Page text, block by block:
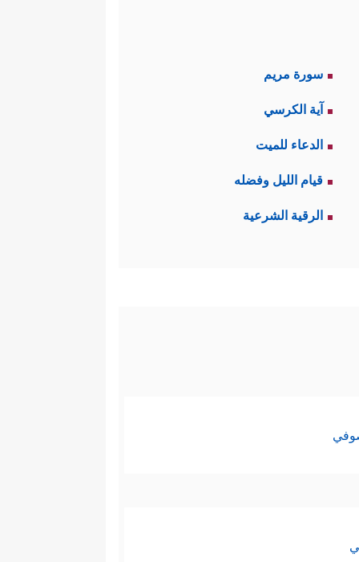
سورة مريم
آية الكرسي
الدعاء للميت
قيام الليل وفضله
الرقية الشرعية